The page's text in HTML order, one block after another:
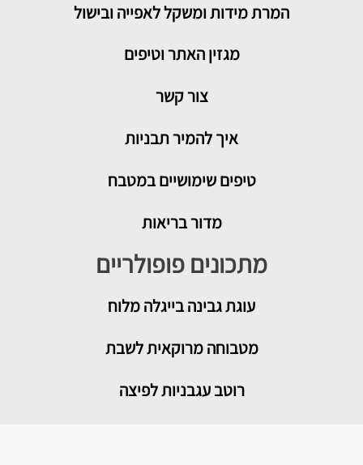
המרת מידות ומשקל לאפייה ובישול
מגזין האתר וטיפים
צור קשר
איך להמיר תבניות
טיפים שימושיים במטבח
מדור בריאות
מתכונים פופולריים
עוגת גבינה בייגלה מלוח
מטבוחה מרוקאית לשבת
רוטב עגבניות לפיצה